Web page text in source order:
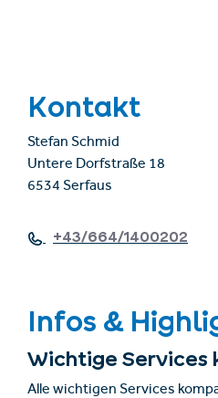
Kontakt
Stefan Schmid
Untere Dorfstraße 18
6534 Serfaus
+43/664/1400202
Infos &
Wichtige Services
Alle wichtigen Services